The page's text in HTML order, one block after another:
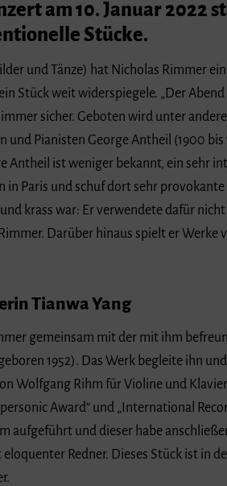
am 10. Januar 2022
Stücke.
und Tänze) hat Nicholas Rimmer
Stück weit widerspiegele. „Der
sicher. Geboten wird unter
Pianisten George Antheil (1900
Antheil ist weniger bekannt, ein sehr
in Paris und schuf dort sehr
krass war: Er verwendete dafür
Darüber hinaus spielt er Werke
Tianwa Yang
gemeinsam mit der mit ihm
1952). Das Werk begleite ihn
Wolfgang Rihm für Violine und
Award“ und „International
aufgeführt und dieser habe
Redner. Dieses Stück ist in